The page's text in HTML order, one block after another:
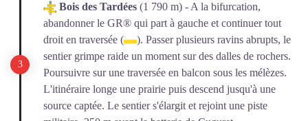
Bois des Tardées (1 790 m) - A la bifurcation,
abandonner le GR® qui part à gauche et continuer tout
droit en traversée (
). Passer plusieurs ravins abrupts, le
sentier grimpe raide un moment sur des dalles de rochers.
Poursuivre sur une traversée en balcon sous les mélèzes.
L'itinéraire longe une prairie puis descend jusqu'à une
source captée. Le sentier s'élargit et rejoint une piste